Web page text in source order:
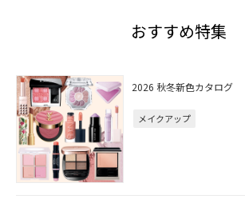
おすすめ特集
2026 秋冬新色カタログ
メイクアップ